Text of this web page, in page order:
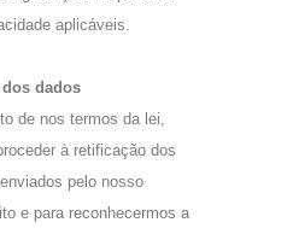
aplicáveis.
dados
de nos termos da lei,
à retificação dos
pelo nosso
e para reconhecermos a